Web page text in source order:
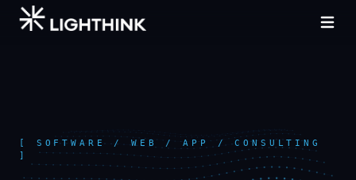
[ SOFTWARE / WEB / APP / CONSULTING
]